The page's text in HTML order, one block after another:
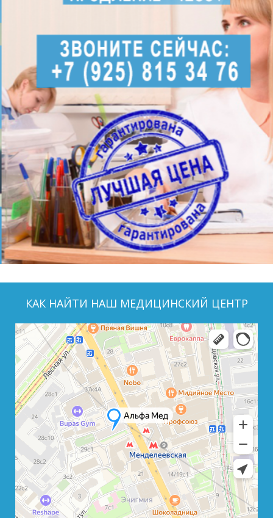
КАК НАЙТИ НАШ МЕДИЦИНСКИЙ ЦЕНТР